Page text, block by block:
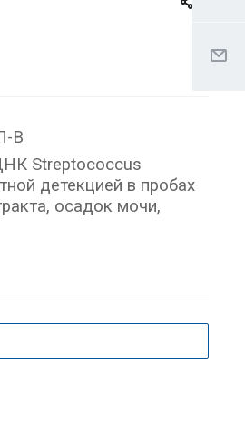
В
Streptococcus
детекцией в пробах
осадок мочи,